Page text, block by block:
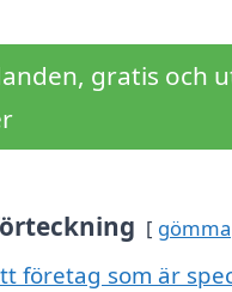
gratis och
gömma
företag som är